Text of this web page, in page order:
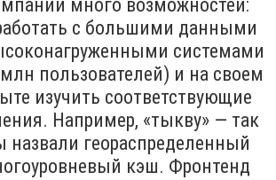
много возможностей:
с большими данными
системами
пользователей) и на своем
изучить соответствующие
Например, «тыкву» — так
назвали геораспределенный
кэш. Фронтенд